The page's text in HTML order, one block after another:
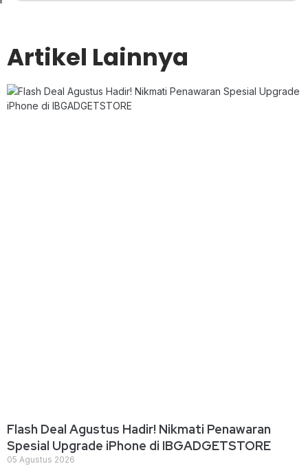
Artikel Lainnya
Flash Deal Agustus Hadir! Nikmati Penawaran
Spesial Upgrade iPhone di IBGADGETSTORE
05 Agustus 2026